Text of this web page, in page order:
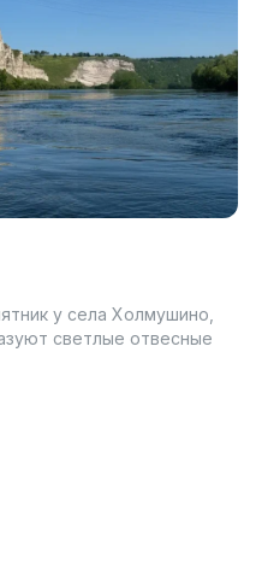
у села Холмушино,
светлые отвесные